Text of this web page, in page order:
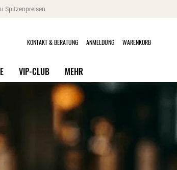
Spitzenpreisen
KONTAKT & BERATUNG ANMELDUNG WARENKORB
VIP-CLUB MEHR